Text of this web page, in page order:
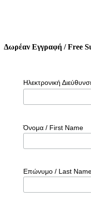
Δωρέαν Εγγραφή / Free
Ηλεκτρονική
Όνομα / First Name
Επώνυμο / Last